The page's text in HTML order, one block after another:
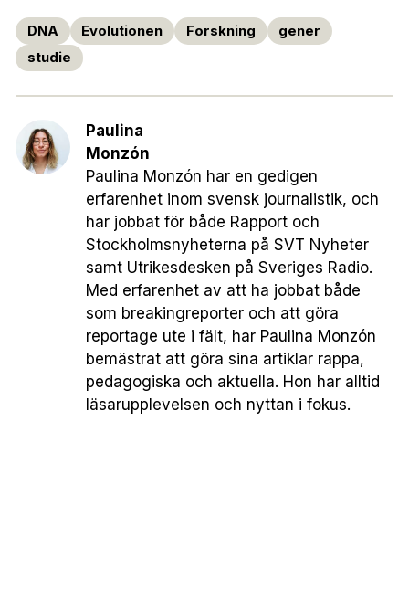
DNA Evolutionen Forskning
gener
studie
Paulina
Monzón
Paulina Monzón har en gedigen
erfarenhet inom svensk journalistik, och
har jobbat för både Rapport och
Stockholmsnyheterna på SVT Nyheter
samt Utrikesdesken på Sveriges Radio.
Med erfarenhet av att ha jobbat både
som breakingreporter och att göra
reportage ute i fält, har Paulina Monzón
bemästrat att göra sina artiklar rappa,
pedagogiska och aktuella. Hon har alltid
läsarupplevelsen och nyttan i fokus.